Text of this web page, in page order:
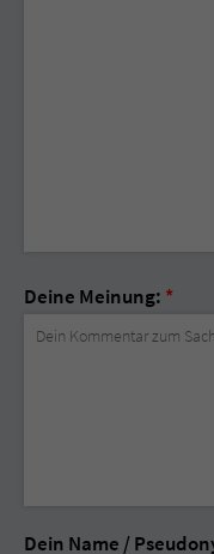
Deine Meinung: *
Dein Name /